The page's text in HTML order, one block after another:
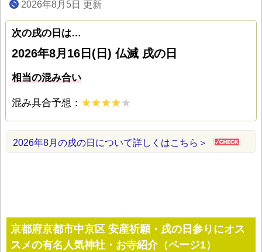
2026年8月5日 更新
次の戌の日は…
2026年8月16日(日) 仏滅 戌の日
相当の混み合い
混み具合予想：
2026年8月の戌の日について詳しくはこちら＞
京都府京都市中京区 安産祈願・戌の日参りにオス
スメの有名人気神社・お寺紹介（ページ1）